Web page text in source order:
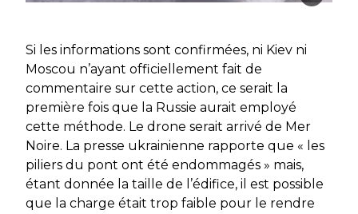
Si les informations sont confirmées, ni Kiev ni
Moscou n’ayant officiellement fait de
commentaire sur cette action, ce serait la
première fois que la Russie aurait employé
cette méthode. Le drone serait arrivé de Mer
Noire. La presse ukrainienne rapporte que « les
piliers du pont ont été endommagés » mais,
étant donnée la taille de l’édifice, il est possible
que la charge était trop faible pour le rendre